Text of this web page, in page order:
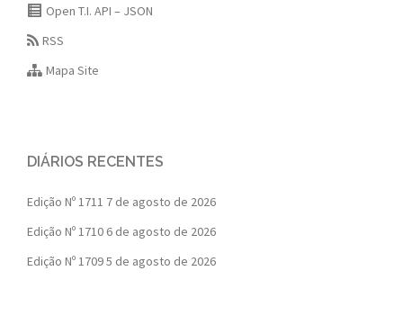
Open T.I. API – JSON
RSS
Mapa Site
DIÁRIOS RECENTES
Edição Nº 1711 7 de agosto de 2026
Edição Nº 1710 6 de agosto de 2026
Edição Nº 17095 de agosto de 2026